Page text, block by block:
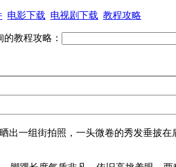
电影下载 电视剧下载 教程攻略
教程攻略：
出一组街拍照，一头微卷的秀发垂披